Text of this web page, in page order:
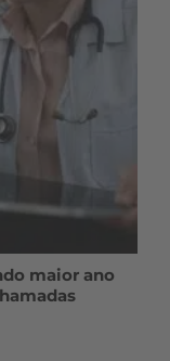
maior ano